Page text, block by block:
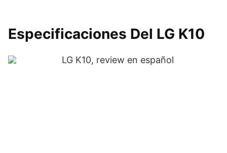
Especificaciones Del LG K10